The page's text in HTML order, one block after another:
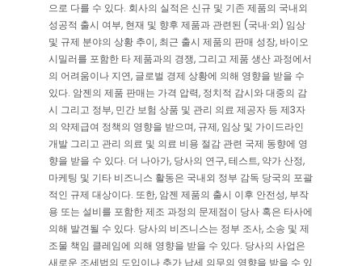
으로 다를 수 있다. 회사의 실적은 신규 및 기존 제품의 국내외
성공적 출시 여부, 현재 및 향후 제품과 관련된 (국내∙외) 임상
및 규제 분야의 상황 추이, 최근 출시 제품의 판매 성장, 바이오
시밀러를 포함한 타 제품과의 경쟁, 그리고 제품 생산 과정에서
의 어려움이나 지연, 글로벌 경제 상황에 의해 영향을 받을 수
있다. 암젠의 제품 판매는 가격 압력, 정치적 감시와 대중의 감
시 그리고 정부, 민간 보험 상품 및 관리 의료 제공자 등 제3자
의 약제급여 정책의 영향을 받으며, 규제, 임상 및 가이드라인
개발 그리고 관리 의료 및 의료 비용 절감 관련 국제 동향에 영
향을 받을 수 있다. 더 나아가, 당사의 연구, 테스트, 약가 산정,
마케팅 및 기타 비즈니스 활동은 국내외 정부 감독 당국의 포괄
적인 규제 대상이다. 또한, 암젠 제품의 출시 이후 안전성, 부작
용 또는 설비를 포함한 제조 과정의 문제점이 당사 혹은 타사에
의해 발견될 수 있다. 당사의 비즈니스는 정부 조사, 소송 및 제
조물 책임 클레임에 의해 영향을 받을 수 있다. 당사의 사업은
새로운 조세법의 도입이나 추가 납세 의무의 영향을 받을 수 있